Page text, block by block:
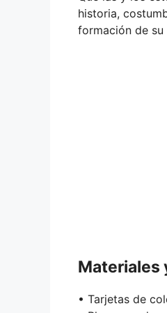
historia,
formación de
Materiales
• Tarjetas de